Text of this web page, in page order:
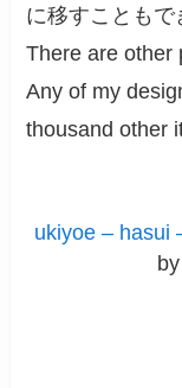
に移すこともで
There are other
Any of my
thousand other
ukiyoe – hasui
by